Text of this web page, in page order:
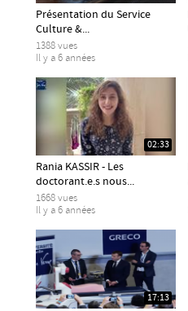
Présentation du Service
Culture &...
1388 vues
Il y a 6 années
02:33
Rania KASSIR - Les
doctorant.e.s nous...
1668 vues
Il y a 6 années
17:13